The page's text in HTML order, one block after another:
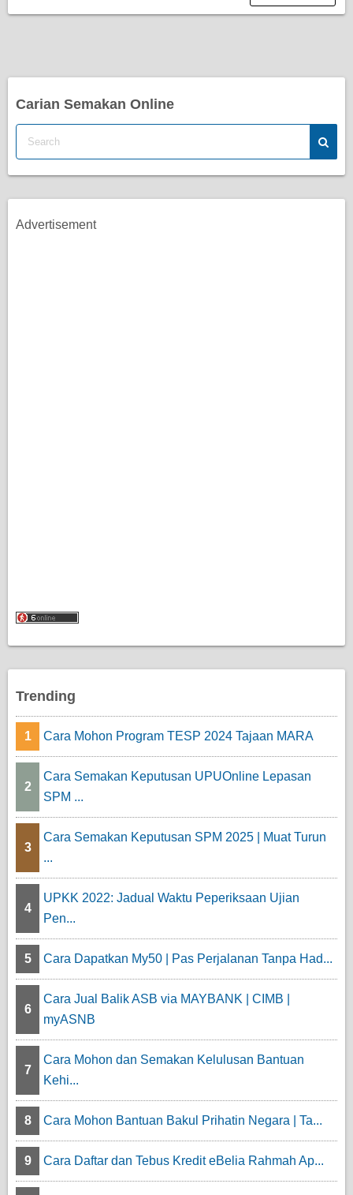
Carian Semakan Online
Advertisement
Trending
1 Cara Mohon Program TESP 2024 Tajaan MARA
2
Cara Semakan Keputusan UPUOnline Lepasan
SPM ...
3
Cara Semakan Keputusan SPM 2025 | Muat Turun
...
4
UPKK 2022: Jadual Waktu Peperiksaan Ujian
Pen...
5 Cara Dapatkan My50 | Pas Perjalanan Tanpa Had...
6
Cara Jual Balik ASB via MAYBANK | CIMB |
myASNB
7
Cara Mohon dan Semakan Kelulusan Bantuan
Kehi...
8 Cara Mohon Bantuan Bakul Prihatin Negara | Ta...
9 Cara Daftar dan Tebus Kredit eBelia Rahmah Ap...